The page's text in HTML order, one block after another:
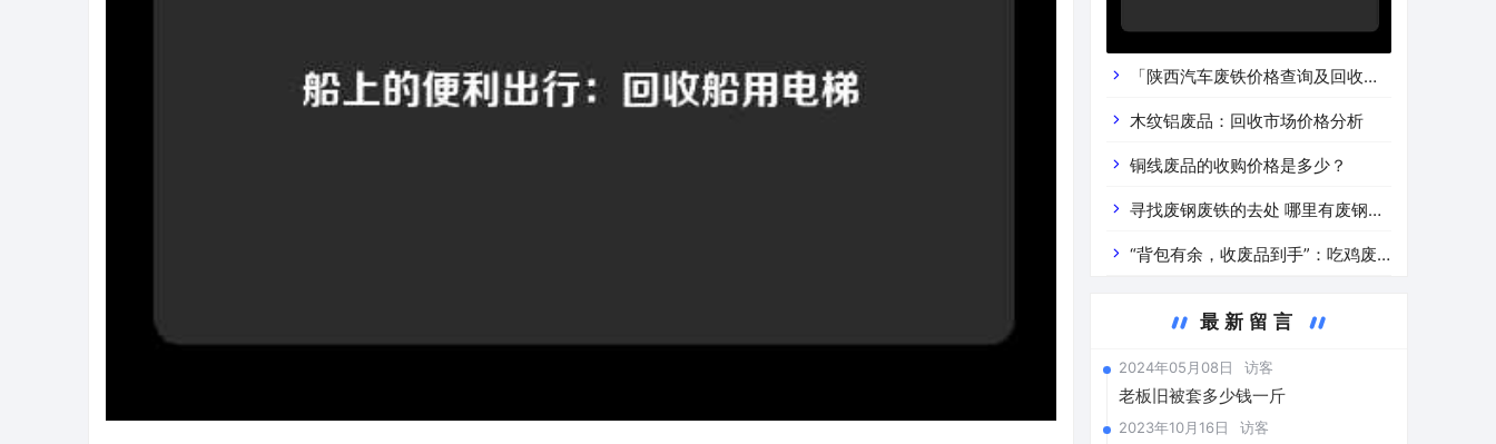
「陕西汽车废铁价格查询及回收渠
道分析」 陕西车辆废铁价是什么
木纹铝废品：回收市场价格分析
铜线废品的收购价格是多少？
寻找废钢废铁的去处 哪里有废钢废
铁 “背包有余，收废品到手”：吃鸡废
最新留言
2024年05月08日 访客
老板旧被套多少钱一斤
2023年10月16日 访客